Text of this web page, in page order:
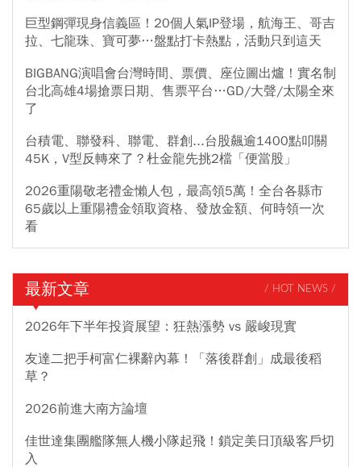
巨型鋼彈現身信義區！20個人氣IP登場，航海王、哥吉
拉、七龍珠、寶可夢…盤點打卡熱點，活動只到這天
BIGBANG演唱會台灣時間、票價、座位圖出爐！實名制
台北高雄4場搶票日期、售票平台…GD/大聲/太陽全來
了
台積電、聯發科、聯電、群創...台股飆逾1400點叩關
45K，V型反轉來了？杜金龍先挑2檔「便當股」
2026重陽敬老禮金懶人包，最高領5萬！全台各縣市
65歲以上重陽禮金領取資格、發放金額、何時領一次
看
最新文章 / HOT NEWS /
2026年下半年投資展望：狂熱漲勢 vs 嚴峻現實
友達二把手柯富仁裸辭內幕！「落後群創」成最後稻
草？
2026前進大南方論壇
佳世達集團艦隊無人機小隊起飛！鎖定美日頂級客戶切
入